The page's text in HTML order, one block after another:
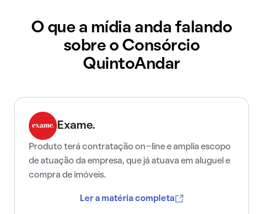
O que a mídia anda falando
sobre o Consórcio
QuintoAndar
Exame.
Produto terá contratação on-line e amplia escopo
de atuação da empresa, que já atuava em aluguel e
compra de imóveis.
Ler a matéria completa